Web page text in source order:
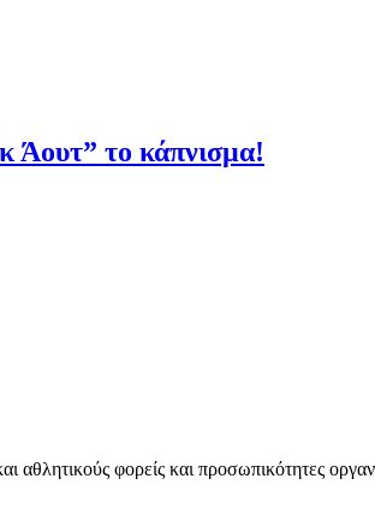
Άουτ” το κάπνισμα!
φορείς και προσωπικότητες